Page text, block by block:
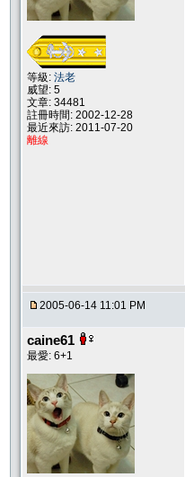
等級: 法老
威望: 5
文章: 34481
註冊時間: 2002-12-28
最近來訪: 2011-07-20
離線
2005-06-14 11:01 PM
caine61
最愛: 6+1